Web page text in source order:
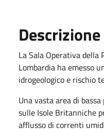
Descrizione
La Sala Operativa della
Lombardia ha emesso
idrogeologico e rischio
Una vasta area di
sulle Isole Britanniche
afflusso di correnti